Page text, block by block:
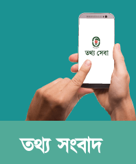
তথ্য সংবাদ